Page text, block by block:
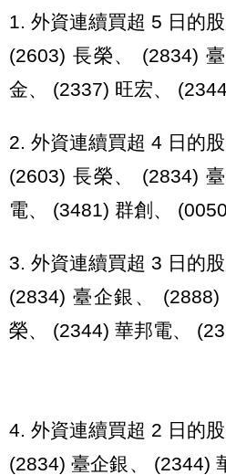
1. 外資連續買超 5 日的
(2603) 長榮、 (2834)
金、 (2337) 旺宏、
2. 外資連續買超 4 日的
(2603) 長榮、 (2834)
電、 (3481) 群創、
3. 外資連續買超 3 日的
(2834) 臺企銀、
榮、 (2344) 華邦電、
4. 外資連續買超 2 日的
(2834) 臺企銀、 (2344)